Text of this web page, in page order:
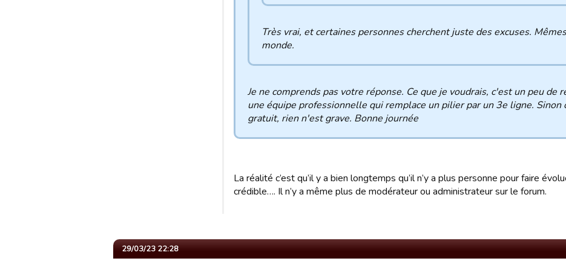
Très vrai, et certaines personnes cherchent juste des excuses.
monde.
Je ne comprends pas votre réponse. Ce que je voudrais, c'est un peu de
une équipe professionnelle qui remplace un pilier par un 3e ligne. Sinon
gratuit, rien n'est grave. Bonne journée
La réalité c’est qu’il y a bien longtemps qu’il n’y a plus personne pour faire
crédible…. Il n’y a même plus de modérateur ou administrateur sur le forum.
29/03/23 22:28